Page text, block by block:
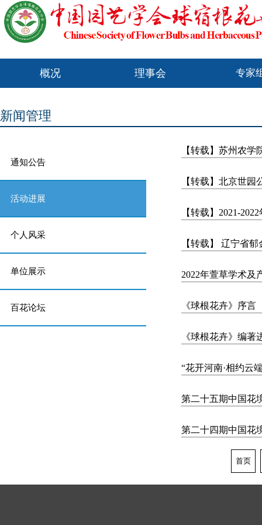
概况 理事会 专家
新闻管理
通知公告
活动进展
个人风采
单位展示
百花论坛
【转载】苏州农
【转载】北京世
【转载】2021-
【转载】 辽宁省
2022年萱草学术及
《球根花卉》序言
《球根花卉》编著
“花开河南·相约云
第二十五期中国花
第二十四期中国花
首页